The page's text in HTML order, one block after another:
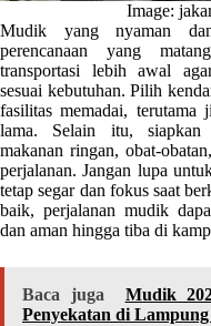
Image:
Mudik yang nyaman
perencanaan yang
transportasi lebih awal
sesuai kebutuhan. Pilih
fasilitas memadai, terutama
lama. Selain itu, siapkan
makanan ringan, obat-
perjalanan. Jangan lupa
tetap segar dan fokus saat
baik, perjalanan mudik
dan aman hingga tiba di
Baca juga
Mudik
Penyekatan di